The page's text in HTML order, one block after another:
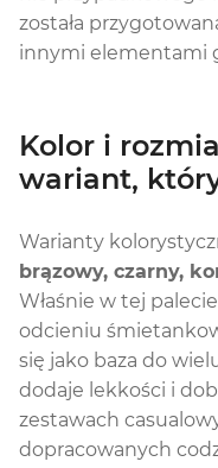
została
innymi elementami
Kolor i
wariant,
Warianty
brązowy, czarny,
Właśnie w tej
odcieniu
się jako baza do
dodaje lekkości i
zestawach
dopracowanych